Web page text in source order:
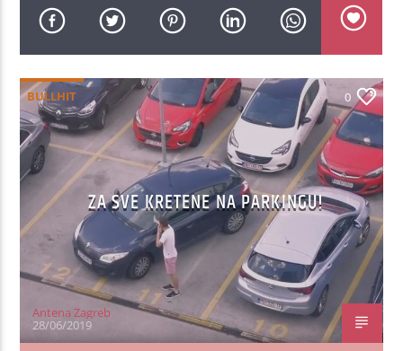
BULLHIT 0
ZA SVE KRETENE NA PARKINGU!
Antena Zagreb
28/06/2019